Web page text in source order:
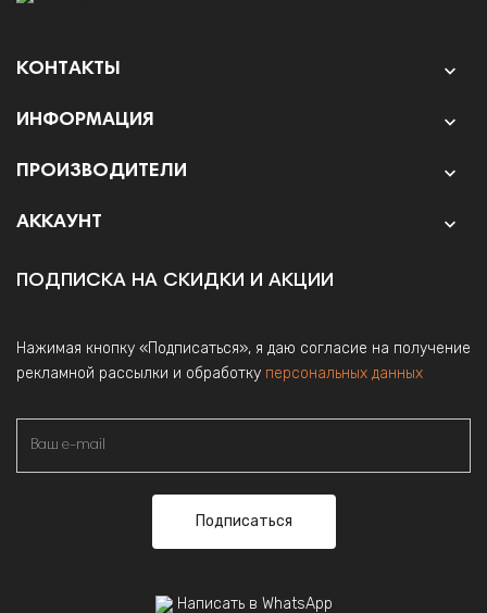
КОНТАКТЫ 
ИНФОРМАЦИЯ 
ПРОИЗВОДИТЕЛИ 
АККАУНТ 
ПОДПИСКА НА СКИДКИ И АКЦИИ
Нажимая кнопку «Подписаться», я даю согласие на получение
рекламной рассылки и обработку персональных данных
Подписаться
Написать в WhatsApp